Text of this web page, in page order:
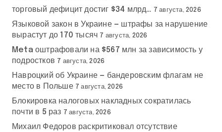
торговый дефицит достиг $34 млрд… 7 августа, 2026
Языковой закон в Украине — штрафы за нарушение
вырастут до 170 тысяч 7 августа, 2026
Meta оштрафовали на $567 млн за зависимость у
подростков 7 августа, 2026
Навроцкий об Украине — бандеровским флагам не
место в Польше 7 августа, 2026
Блокировка налоговых накладных сократилась
почти в 5 раз 7 августа, 2026
Михаил Федоров раскритиковал отсутствие